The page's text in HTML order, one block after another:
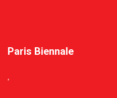
Paris Biennale
‘